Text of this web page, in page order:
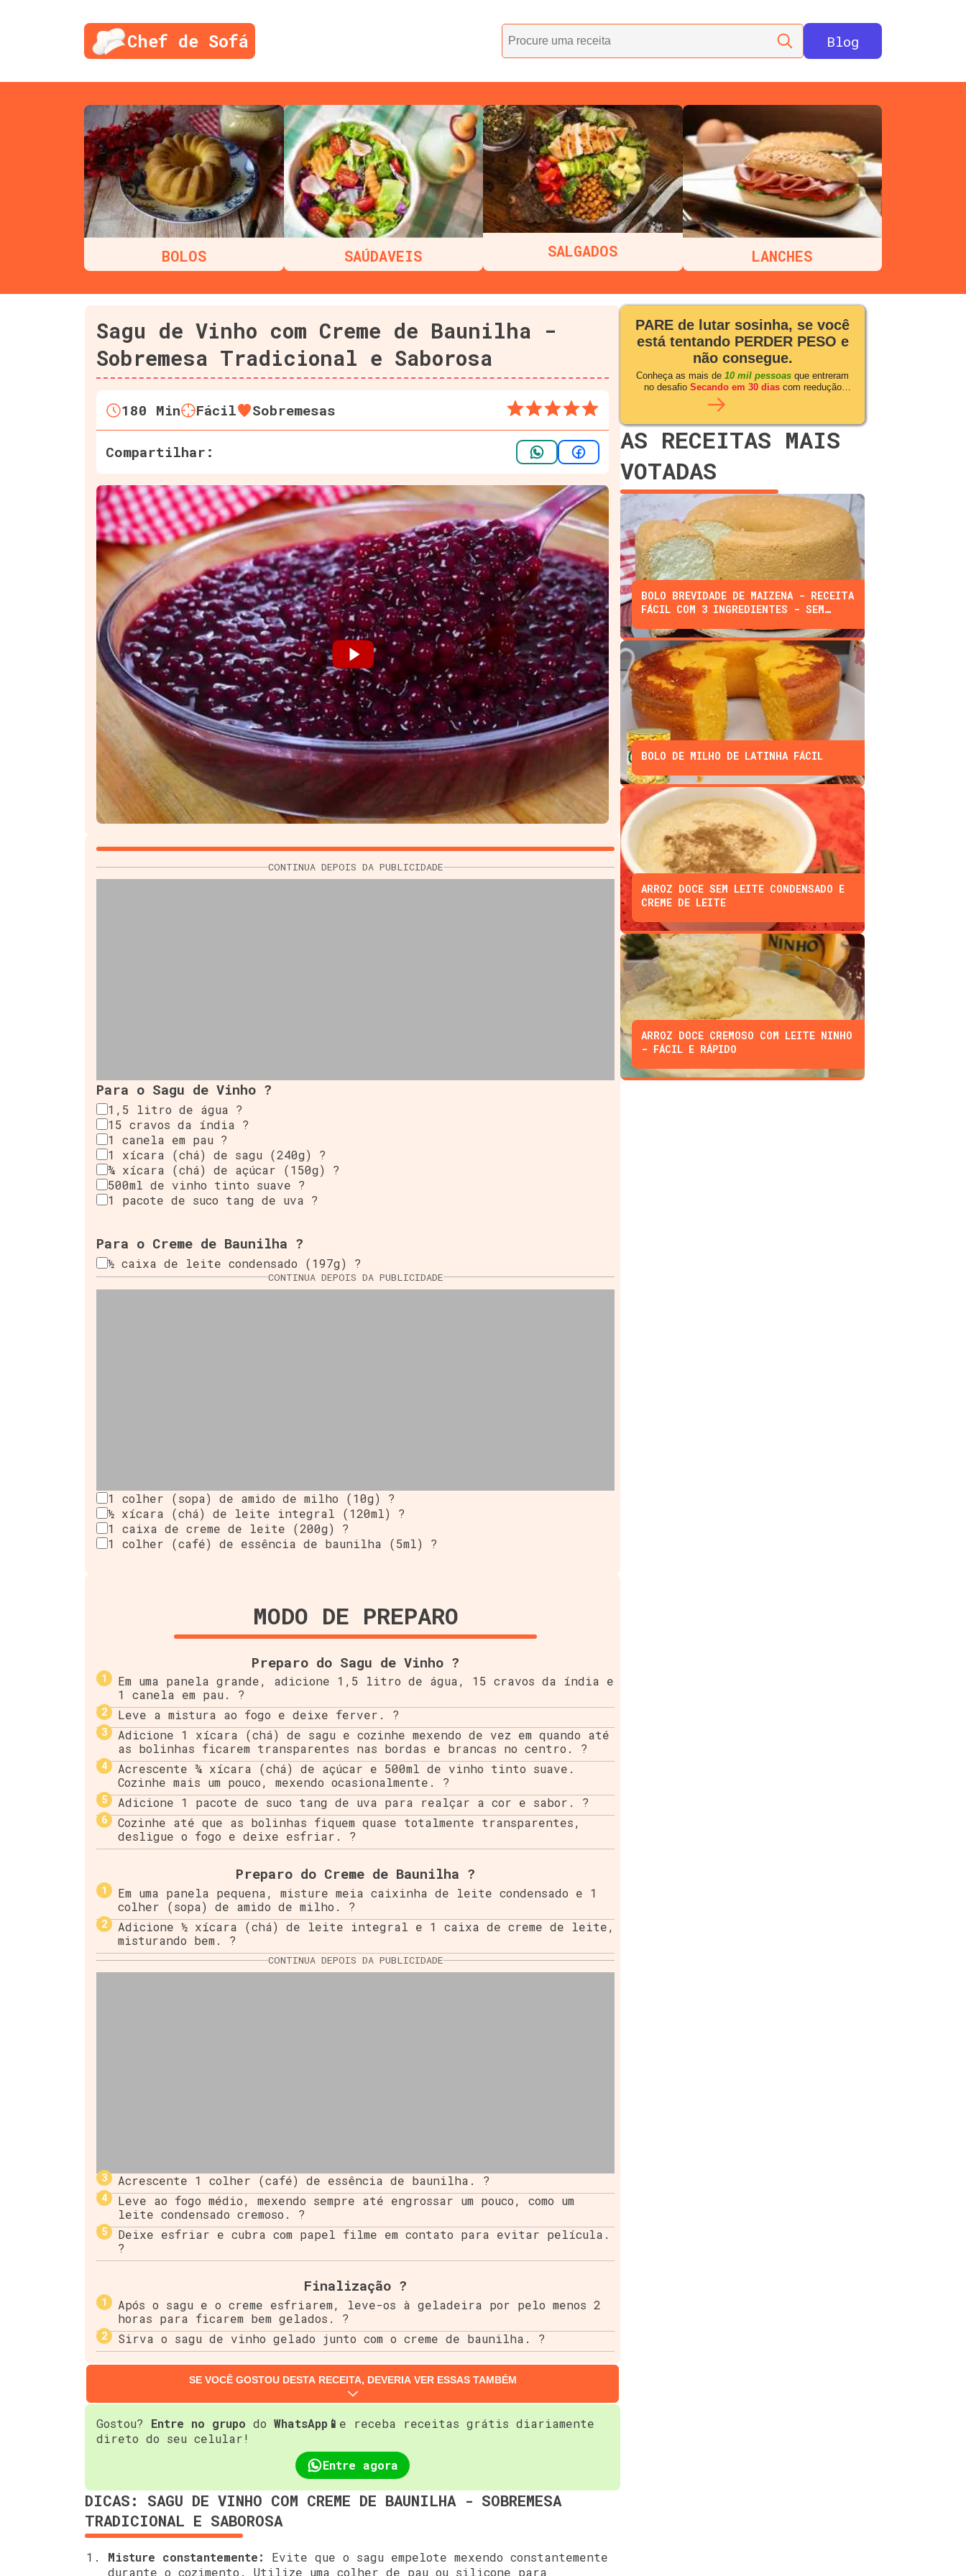
Chef de Sofá Blog
BOLOS SAÚDAVEIS SALGADOS LANCHES
Sagu de Vinho com Creme de Baunilha -
Sobremesa Tradicional e Saborosa
180 Min Fácil Sobremesas
Compartilhar:
CONTINUA DEPOIS DA PUBLICIDADE
Para o Sagu de Vinho ?
1,5 litro de água ?
15 cravos da índia ?
1 canela em pau ?
1 xícara (chá) de sagu (240g) ?
¾ xícara (chá) de açúcar (150g) ?
500ml de vinho tinto suave ?
1 pacote de suco tang de uva ?
Para o Creme de Baunilha ?
½ caixa de leite condensado (197g) ?
CONTINUA DEPOIS DA PUBLICIDADE
1 colher (sopa) de amido de milho (10g) ?
½ xícara (chá) de leite integral (120ml) ?
1 caixa de creme de leite (200g) ?
1 colher (café) de essência de baunilha (5ml) ?
MODO DE PREPARO
Preparo do Sagu de Vinho ?
Em uma panela grande, adicione 1,5 litro de água, 15 cravos da índia e
1 canela em pau. ?
Leve a mistura ao fogo e deixe ferver. ?
Adicione 1 xícara (chá) de sagu e cozinhe mexendo de vez em quando até
as bolinhas ficarem transparentes nas bordas e brancas no centro. ?
Acrescente ¾ xícara (chá) de açúcar e 500ml de vinho tinto suave.
Cozinhe mais um pouco, mexendo ocasionalmente. ?
Adicione 1 pacote de suco tang de uva para realçar a cor e sabor. ?
Cozinhe até que as bolinhas fiquem quase totalmente transparentes,
desligue o fogo e deixe esfriar. ?
Preparo do Creme de Baunilha ?
Em uma panela pequena, misture meia caixinha de leite condensado e 1
colher (sopa) de amido de milho. ?
Adicione ½ xícara (chá) de leite integral e 1 caixa de creme de leite,
misturando bem. ?
CONTINUA DEPOIS DA PUBLICIDADE
Acrescente 1 colher (café) de essência de baunilha. ?
Leve ao fogo médio, mexendo sempre até engrossar um pouco, como um
leite condensado cremoso. ?
Deixe esfriar e cubra com papel filme em contato para evitar película.
?
Finalização ?
Após o sagu e o creme esfriarem, leve-os à geladeira por pelo menos 2
horas para ficarem bem gelados. ?
Sirva o sagu de vinho gelado junto com o creme de baunilha. ?
SE VOCÊ GOSTOU DESTA RECEITA, DEVERIA VER ESSAS TAMBÉM
Gostou? Entre no grupo do WhatsApp📱 e receba receitas grátis diariamente
direto do seu celular!
Entre agora
DICAS: SAGU DE VINHO COM CREME DE BAUNILHA - SOBREMESA
TRADICIONAL E SABOROSA
Misture constantemente:
Evite que o sagu empelote mexendo constantemente
durante o cozimento. Utilize uma colher de pau ou silicone para
PARE de lutar sosinha, se você
está tentando PERDER PESO e
não consegue.
Conheça as mais de 10 mil pessoas que entreram
no desafio Secando em 30 diascom reedução
AS RECEITAS MAIS
VOTADAS
BOLO BREVIDADE DE MAIZENA - RECEITA
FÁCIL COM 3 INGREDIENTES - SEM
BOLO DE MILHO DE LATINHA FÁCIL
ARROZ DOCE SEM LEITE CONDENSADO E
CREME DE LEITE
ARROZ DOCE CREMOSO COM LEITE NINHO
- FÁCIL E RÁPIDO